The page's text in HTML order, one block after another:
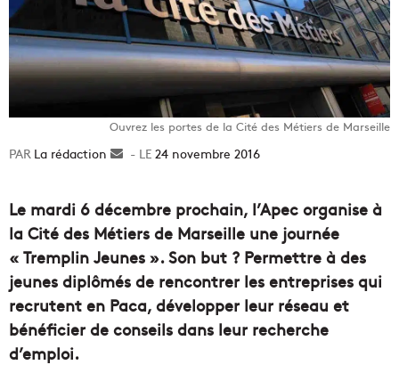
Ouvrez les portes de la Cité des Métiers de Marseille
La rédaction
Envoyer24 novembre 2016
Le mardi 6 décembre prochain, l’Apec organise à
la Cité des Métiers de Marseille une journée
« Tremplin Jeunes ». Son but ? Permettre à des
jeunes diplômés de rencontrer les entreprises qui
recrutent en Paca, développer leur réseau et
bénéficier de conseils dans leur recherche
d’emploi.